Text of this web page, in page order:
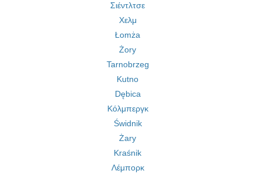
Σιέντλτσε
Χελμ
Łomża
Żory
Tarnobrzeg
Kutno
Dębica
Κόλμπεργκ
Świdnik
Żary
Kraśnik
Λέμπορκ